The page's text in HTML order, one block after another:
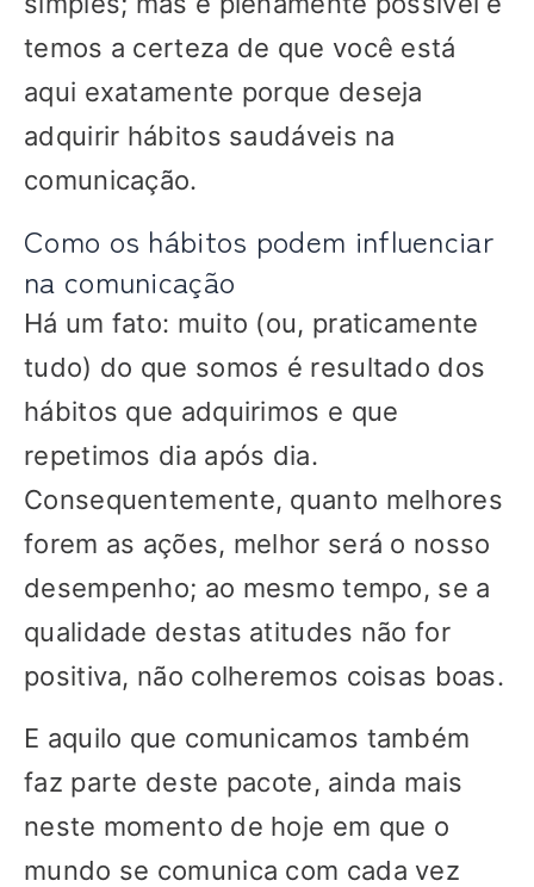
temos a certeza de que você está
aqui exatamente porque deseja
adquirir hábitos saudáveis na
comunicação.
Como os hábitos podem influenciar
na comunicação
Há um fato: muito (ou, praticamente
tudo) do que somos é resultado dos
hábitos que adquirimos e que
repetimos dia após dia.
Consequentemente, quanto melhores
forem as ações, melhor será o nosso
desempenho; ao mesmo tempo, se a
qualidade destas atitudes não for
positiva, não colheremos coisas boas.
E aquilo que comunicamos também
faz parte deste pacote, ainda mais
neste momento de hoje em que o
mundo se comunica com cada vez